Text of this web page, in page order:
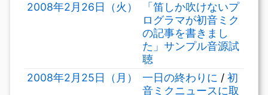
2008年2月26日（火）
「笛しか吹けないプ
ログラマが初音ミク
の記事を書きまし
た」サンプル音源試
聴
2008年2月25日（月）
一日の終わりに / 初
音ミクニュースに取